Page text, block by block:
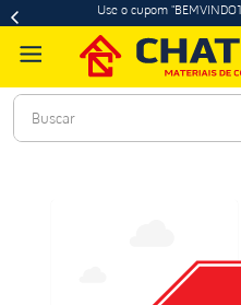
Use o cupom
Buscar